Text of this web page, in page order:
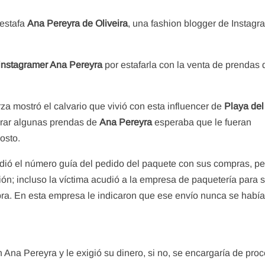
Ana Pereyra de Oliveira, una fashion blogger de
Ana Pereyra por estafarla con la venta de prendas
mostró el calvario que vivió con esta influencer de Playa del
algunas prendas de Ana Pereyraesperaba que le fueran
el número guía del pedido del paquete con sus compras,
incluso la víctima acudió a la empresa de paquetería para
En esta empresa le indicaron que ese envío nunca se había
Pereyra y le exigió su dinero, si no, se encargaría de